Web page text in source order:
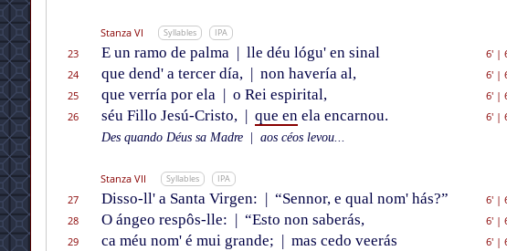
Stanza VI Syllables IPA
23 E un ramo de palma | lle déu lógu' en sinal 6'|
24
que dend' a tercer día, | non havería al, 6'|
25
que verría por ela | o Rei espirital, 6'|
26
séu Fillo Jesú-Cristo, | que enela encarnou. 6'|
Des quando Déus sa Madre
aos céos levou...
Stanza VII Syllables IPA
27 Disso-ll' a Santa Virgen: | “Sennor, e qual nom' hás?” 6'|
28
O ángeo respôs-lle: | “Esto non saberás, 6'|
29
ca méu nom' é mui grande; | mas cedo veerás 6'|